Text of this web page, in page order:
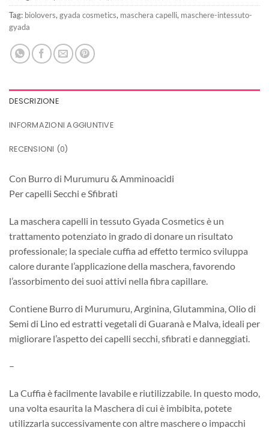
Tag: biolovers, gyada cosmetics, maschera capelli, maschere-intessuto-
gyada
DESCRIZIONE
INFORMAZIONI AGGIUNTIVE
RECENSIONI (0)
Con Burro di Murumuru & Amminoacidi
Per capelli Secchi e Sfibrati
La maschera capelli in tessuto Gyada Cosmetics è un
trattamento potenziato in grado di donare un risultato
professionale; la speciale cuffia ad effetto termico sviluppa
calore durante l’applicazione della maschera, favorendo
l’assorbimento dei suoi attivi nella fibra capillare.
Contiene Burro di Murumuru, Arginina, Glutammina, Olio di
Semi di Lino ed estratti vegetali di Guaranà e Malva, ideali per
migliorare l’aspetto dei capelli secchi, sfibrati e danneggiati.
–
La Cuffia è facilmente lavabile e riutilizzabile. In questo modo,
una volta esaurita la Maschera di cui è imbibita, potete
utilizzarla successivamente con altre maschere o impacchi